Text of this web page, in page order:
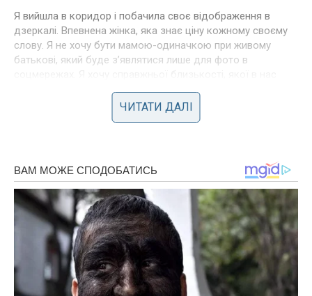
Я вийшла в коридор і побачила своє відображення в
дзеркалі. Впевнена жінка, яка знає ціну кожному своєму
слову. Я не хочу бути мамою-одиначкою при живому
батькові, який буде з’являтися лише для фото в
ніколи не було, бо Андрій любив тільки себе в цьому
ЧИТАТИ ДАЛІ